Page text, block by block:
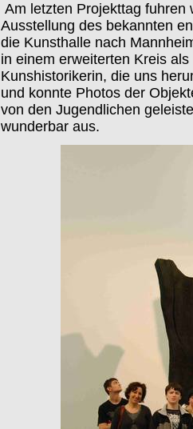
Am letzten Projekttag fuhren
Ausstellung des bekannten
die Kunsthalle nach
in einem erweiterten Kreis
Kunshistorikerin, die uns
und konnte Photos der
von den Jugendlichen
wunderbar aus.